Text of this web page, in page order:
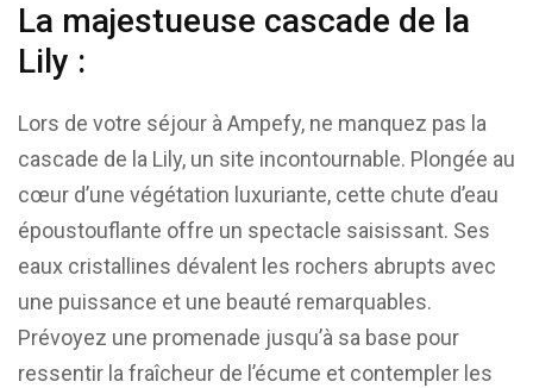
La majestueuse cascade de la
Lily :
Lors de votre séjour à Ampefy, ne manquez pas la
cascade de la Lily, un site incontournable. Plongée au
cœur d’une végétation luxuriante, cette chute d’eau
époustouflante offre un spectacle saisissant. Ses
eaux cristallines dévalent les rochers abrupts avec
une puissance et une beauté remarquables.
Prévoyez une promenade jusqu’à sa base pour
ressentir la fraîcheur de l’écume et contempler les